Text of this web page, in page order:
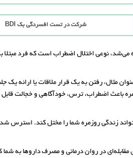
شرکت در تست افسردگی بک BDI
می‌­شد، نوعی اختلال اضطراب است که فرد مبتلا
مثال، رفتن به یک قرار ملاقات یا ارائه یک
باعث اضطراب، ترس، خودآگاهی و خجالت
زندگی روزمره شما را مختل کند. استرس
مقابله‌ای در روان درمانی و مصرف داروها به